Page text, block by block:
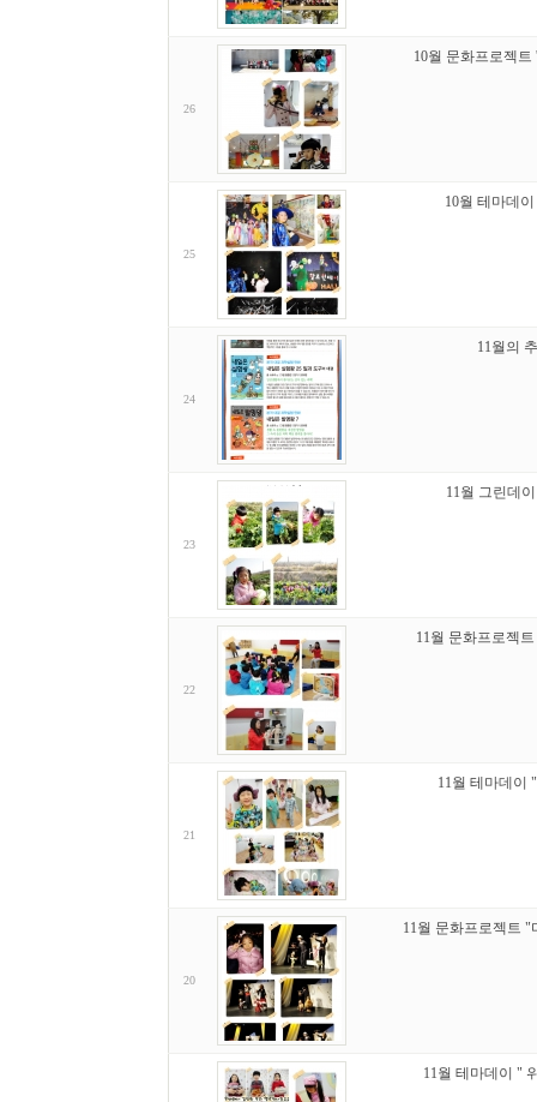
26
10월 문화프로젝
25
10월 테마데
24
11월의
23
11월 그린데
22
11월 문화프로젝
21
11월 테마데이
20
11월 문화프로젝트
11월 테마데이 "